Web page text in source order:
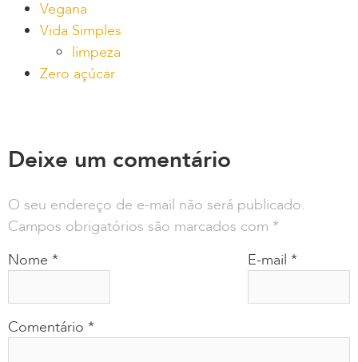
Vegana
Vida Simples
limpeza
Zero açúcar
Deixe um comentário
O seu endereço de e-mail não será publicado.
Campos obrigatórios são marcados com *
Comentário *
Nome * E-mail *